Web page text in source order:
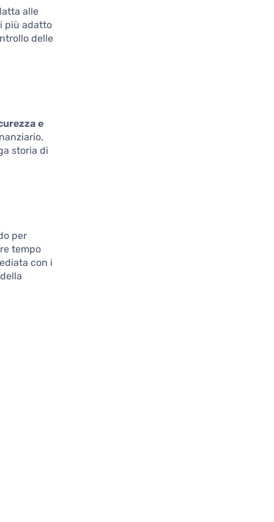
alle
più adatto
delle
e
storia di
per
tempo
con i